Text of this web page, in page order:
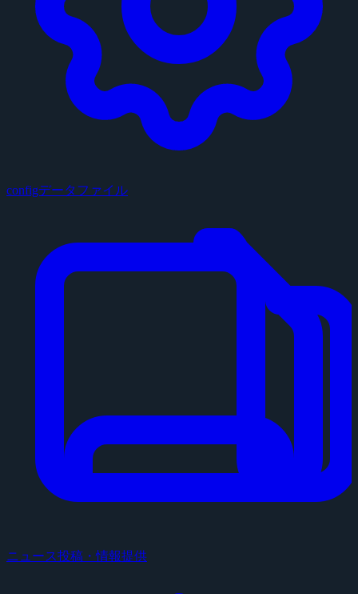
configデータファイル
ニュース投稿・情報提供